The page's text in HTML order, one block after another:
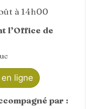
à 14h00
l’Office de
ligne
par :